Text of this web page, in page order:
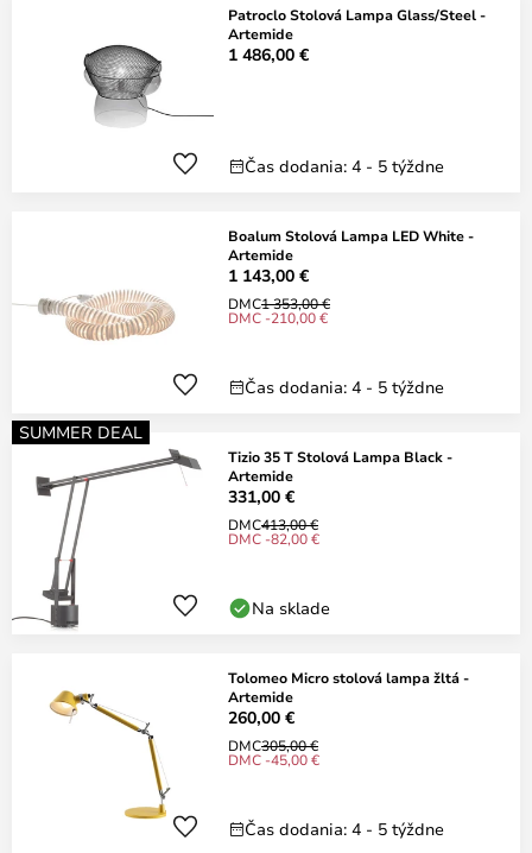
Patroclo Stolová Lampa Glass/Steel -
Artemide
1 486,00 €
Čas dodania: 4 - 5 týždne
Boalum Stolová Lampa LED White -
Artemide
1 143,00 €
DMC1 353,00 €
DMC -210,00 €
Čas dodania: 4 - 5 týždne
SUMMER DEAL
Tizio 35 T Stolová Lampa Black -
Artemide
331,00 €
DMC413,00 €
DMC -82,00 €
Na sklade
Tolomeo Micro stolová lampa žltá -
Artemide
260,00 €
DMC305,00 €
DMC -45,00 €
Čas dodania: 4 - 5 týždne